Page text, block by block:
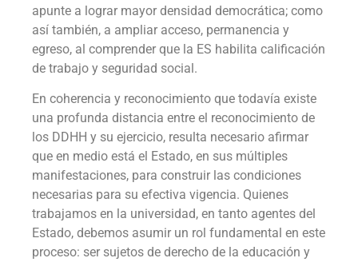
apunte a lograr mayor densidad democrática; como
así también, a ampliar acceso, permanencia y
egreso, al comprender que la ES habilita calificación
de trabajo y seguridad social.
En coherencia y reconocimiento que todavía existe
una profunda distancia entre el reconocimiento de
los DDHH y su ejercicio, resulta necesario afirmar
que en medio está el Estado, en sus múltiples
manifestaciones, para construir las condiciones
necesarias para su efectiva vigencia. Quienes
trabajamos en la universidad, en tanto agentes del
Estado, debemos asumir un rol fundamental en este
proceso: ser sujetos de derecho de la educación y